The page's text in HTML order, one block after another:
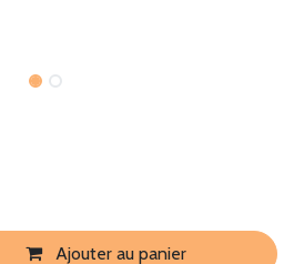
Ajouter au panier